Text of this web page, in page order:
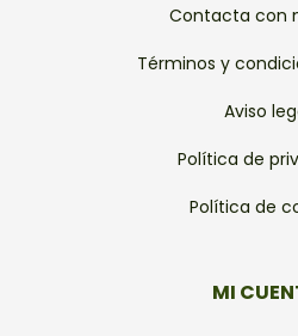
Contacta con
Términos y
Aviso
Política de
Política de
MI